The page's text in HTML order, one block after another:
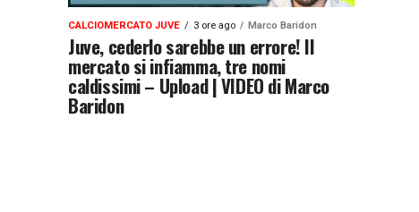
CALCIOMERCATO JUVE 3 ore ago Marco Baridon
Juve, cederlo sarebbe un errore! Il
mercato si infiamma, tre nomi
caldissimi – Upload | VIDEO di Marco
Baridon